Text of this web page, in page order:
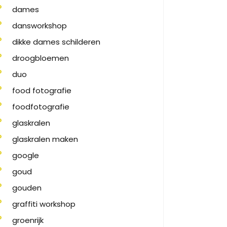
dames
dansworkshop
dikke dames schilderen
droogbloemen
duo
food fotografie
foodfotografie
glaskralen
glaskralen maken
google
goud
gouden
graffiti workshop
groenrijk